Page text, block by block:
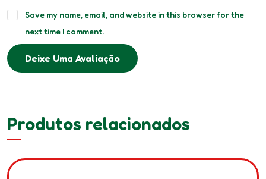
Save my name, email, and website in this browser for the
next time I comment.
Deixe Uma Avaliação
Produtos relacionados